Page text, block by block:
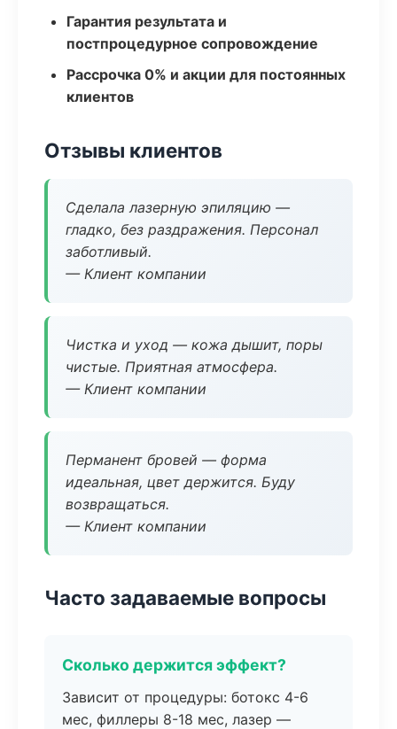
Гарантия результата и
постпроцедурное сопровождение
Рассрочка 0% и акции для постоянных
клиентов
Отзывы клиентов
Сделала лазерную эпиляцию —
гладко, без раздражения. Персонал
заботливый.
— Клиент компании
Чистка и уход — кожа дышит, поры
чистые. Приятная атмосфера.
— Клиент компании
Перманент бровей — форма
идеальная, цвет держится. Буду
возвращаться.
— Клиент компании
Часто задаваемые вопросы
Сколько держится эффект?
Зависит от процедуры: ботокс 4-6
мес, филлеры 8-18 мес, лазер —